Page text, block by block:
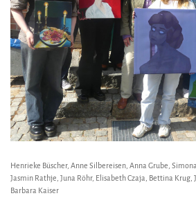
Henrieke Büscher, Anne Silbereisen, Anna Grube,
Jasmin Rathje, Juna Röhr, Elisabeth Czaja, Bettina Krug,
Barbara Kaiser